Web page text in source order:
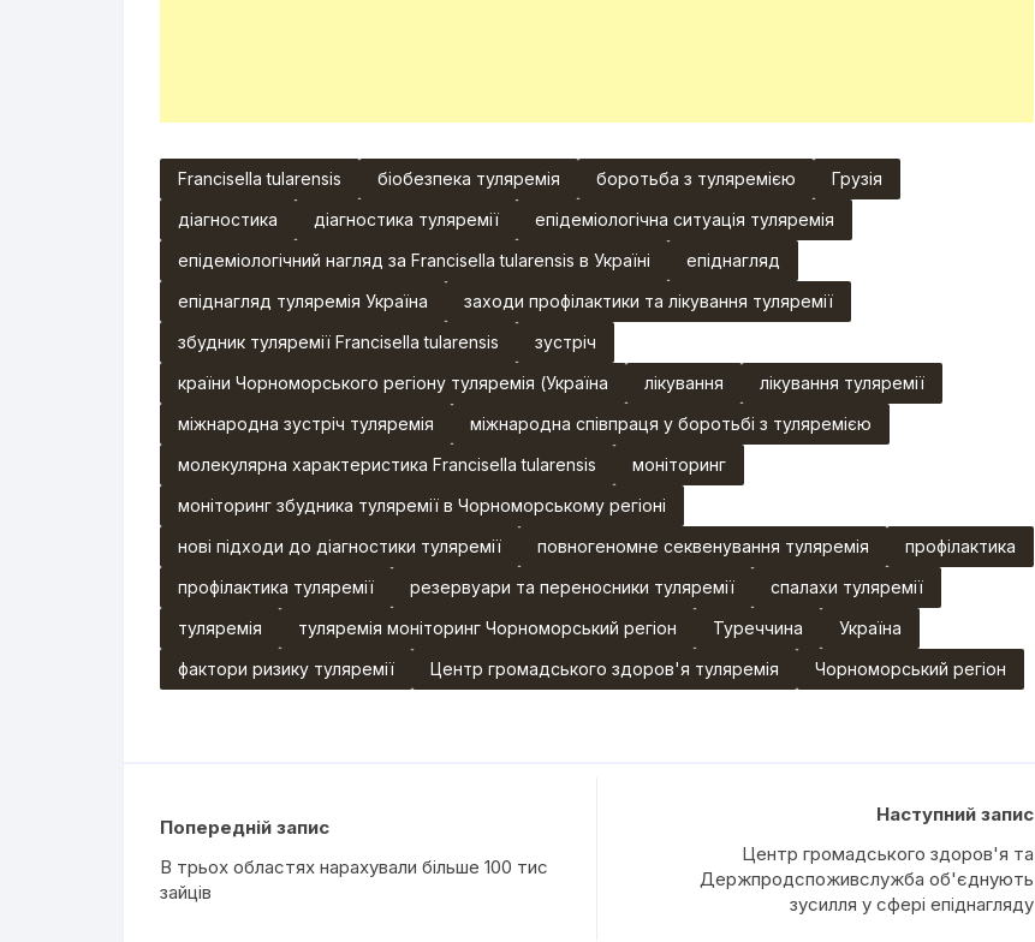
Francisella tularensis біобезпека туляремія боротьба з туляремією
Грузія
діагностика
діагностика туляремії
епідеміологічна ситуація туляремія
епідеміологічний нагляд за Francisella tularensis в Україні
епіднагляд
епіднагляд туляремія Україна
заходи профілактики та лікування туляремії
збудник туляремії Francisella tularensis
зустріч
країни Чорноморського регіону туляремія (Україна
лікування
лікування туляремії
міжнародна зустріч туляремія
міжнародна співпраця у боротьбі з туляремією
молекулярна характеристика Francisella tularensis
моніторинг
моніторинг збудника туляремії в Чорноморському регіоні
нові підходи до діагностики туляремії
повногеномне секвенування туляремія
профілактика
профілактика туляремії
резервуари та переносники туляремії
спалахи туляремії
туляремія
туляремія моніторинг Чорноморський регіон Туреччина
Україна
фактори ризику туляремії
Центр громадського здоров'я туляремія Чорноморський регіон
Попередній запис
В трьох областях нарахували більше 100 тис
зайців
Наступний запис
Центр громадського здоров'я та
Держпродспоживслужба об'єднують
зусилля у сфері епіднагляду